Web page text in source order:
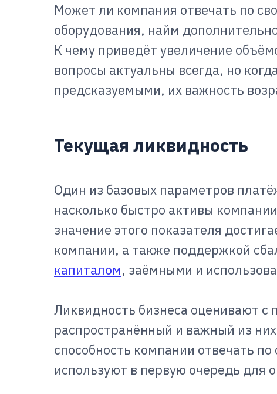
Может ли компания отвечать по
оборудования, найм
К чему приведёт увеличение
вопросы актуальны всегда, но
предсказуемыми, их важность
Текущая ликвидность
Один из базовых параметров
насколько быстро активы
значение этого показателя
компании, а также поддержкой
капиталом, заёмными и
Ликвидность бизнеса оценивают
распространённый и важный из
способность компании отвечать
используют в первую очередь для